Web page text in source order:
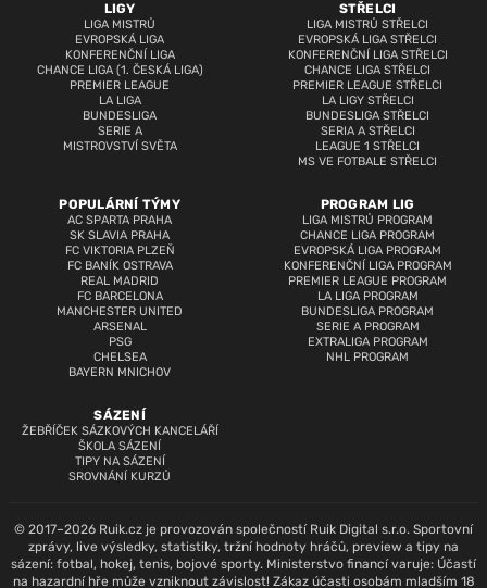
LIGY
LIGA MISTRŮ
EVROPSKÁ LIGA
KONFERENČNÍ LIGA
CHANCE LIGA (1. ČESKÁ LIGA)
PREMIER LEAGUE
LA LIGA
BUNDESLIGA
SERIE A
MISTROVSTVÍ SVĚTA
STŘELCI
LIGA MISTRŮ STŘELCI
EVROPSKÁ LIGA STŘELCI
KONFERENČNÍ LIGA STŘELCI
CHANCE LIGA STŘELCI
PREMIER LEAGUE STŘELCI
LA LIGY STŘELCI
BUNDESLIGA STŘELCI
SERIA A STŘELCI
LEAGUE 1 STŘELCI
MS VE FOTBALE STŘELCI
POPULÁRNÍ TÝMY
AC SPARTA PRAHA
SK SLAVIA PRAHA
FC VIKTORIA PLZEŇ
FC BANÍK OSTRAVA
REAL MADRID
FC BARCELONA
MANCHESTER UNITED
ARSENAL
PSG
CHELSEA
BAYERN MNICHOV
PROGRAM LIG
LIGA MISTRŮ PROGRAM
CHANCE LIGA PROGRAM
EVROPSKÁ LIGA PROGRAM
KONFERENČNÍ LIGA PROGRAM
PREMIER LEAGUE PROGRAM
LA LIGA PROGRAM
BUNDESLIGA PROGRAM
SERIE A PROGRAM
EXTRALIGA PROGRAM
NHL PROGRAM
SÁZENÍ
ŽEBŘÍČEK SÁZKOVÝCH KANCELÁŘÍ
ŠKOLA SÁZENÍ
TIPY NA SÁZENÍ
SROVNÁNÍ KURZŮ
© 2017–2026 Ruik.cz je provozován společností Ruik Digital s.r.o. Sportovní
zprávy, live výsledky, statistiky, tržní hodnoty hráčů, preview a tipy na
sázení: fotbal, hokej, tenis, bojové sporty. Ministerstvo financí varuje: Účastí
na hazardní hře může vzniknout závislost! Zákaz účasti osobám mladším 18